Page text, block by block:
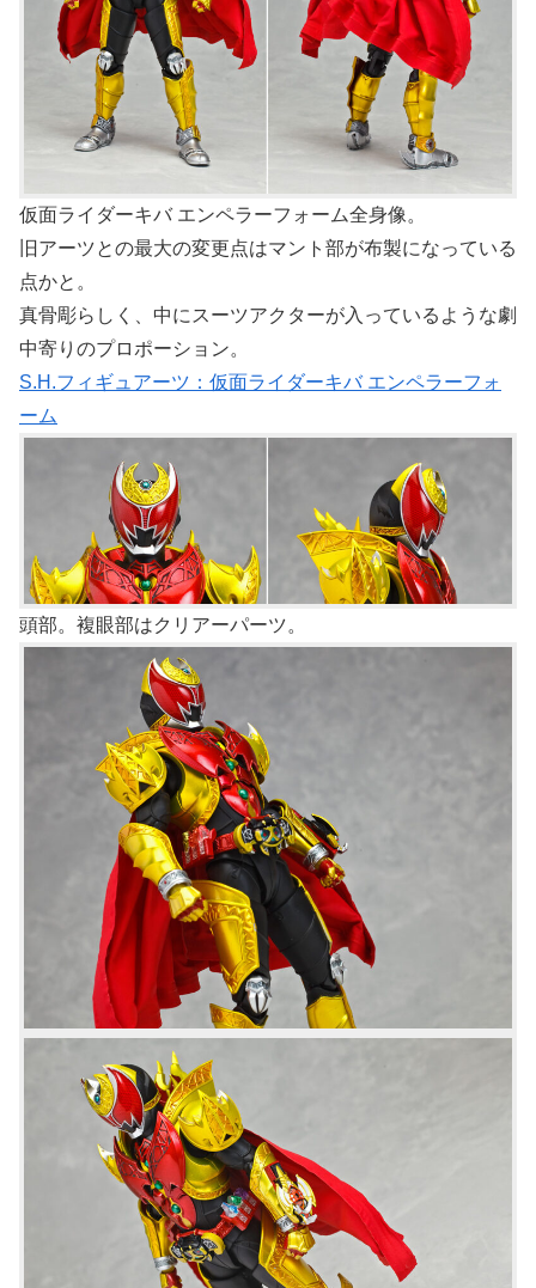
仮面ライダーキバ エンペラーフォーム全身像。
旧アーツとの最大の変更点はマント部が布製になっている
点かと。
真骨彫らしく、中にスーツアクターが入っているような劇
中寄りのプロポーション。
S.H.フィギュアーツ：仮面ライダーキバ エンペラーフォ
ーム
頭部。複眼部はクリアーパーツ。